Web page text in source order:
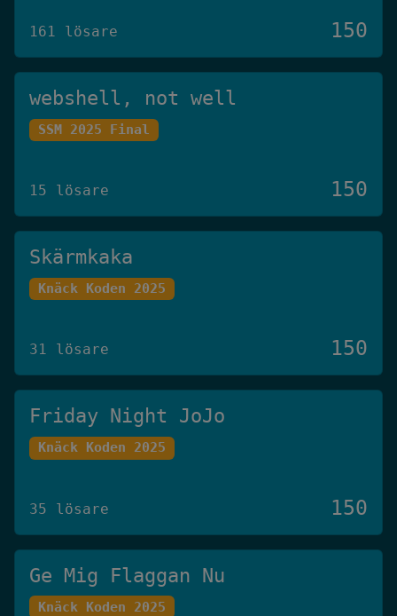
161 lösare 150
webshell, not well
SSM 2025 Final
15 lösare 150
Skärmkaka
Knäck Koden 2025
31 lösare 150
Friday Night JoJo
Knäck Koden 2025
35 lösare 150
Ge Mig Flaggan Nu
Knäck Koden 2025